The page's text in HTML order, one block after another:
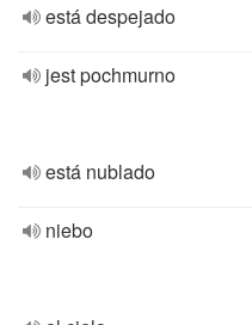
está despejado
jest pochmurno
está nublado
niebo